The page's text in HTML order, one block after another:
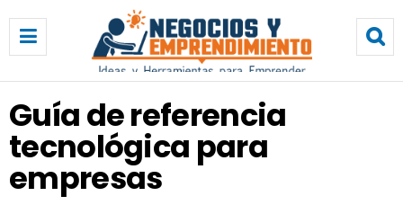
í
a
e
r
e
f
Guía de referencia
tecnológica para
empresas